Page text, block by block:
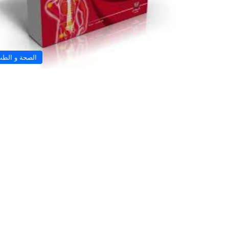
الصحة و